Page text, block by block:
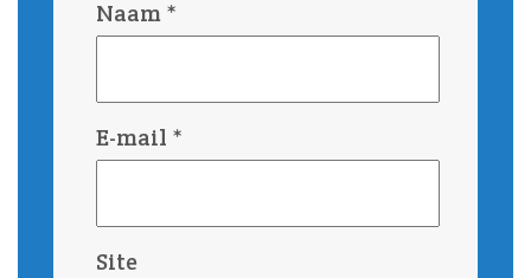
Naam *
E-mail *
Site